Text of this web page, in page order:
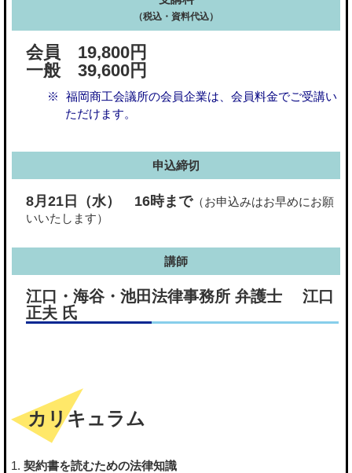
（税込・資料代込）
会員 19,800円
一般 39,600円
福岡商工会議所の会員企業は、会員料金でご受講い
ただけます。
申込締切
8月21日（水） 16時まで（お申込みはお早めにお願
いいたします）
講師
江口・海谷・池田法律事務所 弁護士 江口
正夫 氏
カリキュラム
契約書を読むための法律知識